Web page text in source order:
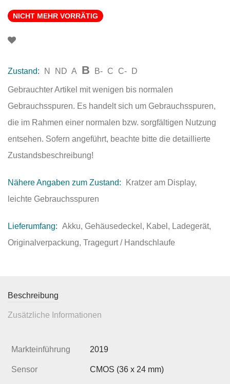
NICHT MEHR VORRÄTIG
Zustand: N ND A B B- C C- D
Gebrauchter Artikel mit wenigen bis normalen
Gebrauchsspuren. Es handelt sich um Gebrauchsspuren,
die im Rahmen einer normalen bzw. sorgfältigen Nutzung
entsehen. Sofern angeführt, beachte bitte die detaillierte
Zustandsbeschreibung!
Nähere Angaben zum Zustand:
Kratzer am Display,
leichte Gebrauchsspuren
Lieferumfang: Akku, Gehäusedeckel, Kabel, Ladegerät,
Originalverpackung, Tragegurt / Handschlaufe
Beschreibung
Zusätzliche Informationen
Markteinführung 2019
Sensor CMOS (36 x 24 mm)